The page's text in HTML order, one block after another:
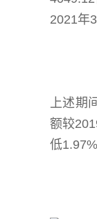
2021年
上述期
额较
低1.97%